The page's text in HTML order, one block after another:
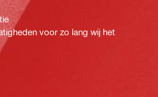
voor zo lang wij het